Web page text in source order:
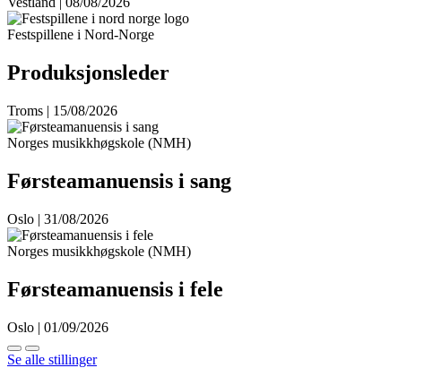
Festspillene i Nord-Norge
Produksjonsleder
Troms | 15/08/2026
Norges musikkhøgskole (NMH)
Førsteamanuensis i sang
Oslo | 31/08/2026
Norges musikkhøgskole (NMH)
Førsteamanuensis i fele
Oslo | 01/09/2026
Se alle stillinger